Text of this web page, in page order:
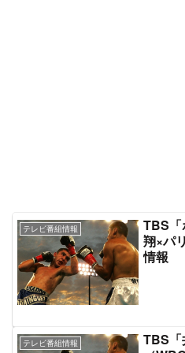
テレビ番組情報
TBS「
翔×パ
情報
テレビ番組情報
TBS「